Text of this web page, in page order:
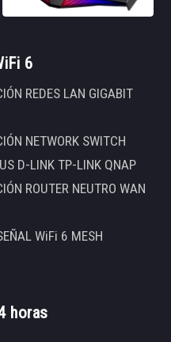
6
REDES LAN GIGABIT
NETWORK SWITCH
D-LINK TP-LINK QNAP
ROUTER NEUTRO WAN
WiFi 6 MESH
horas